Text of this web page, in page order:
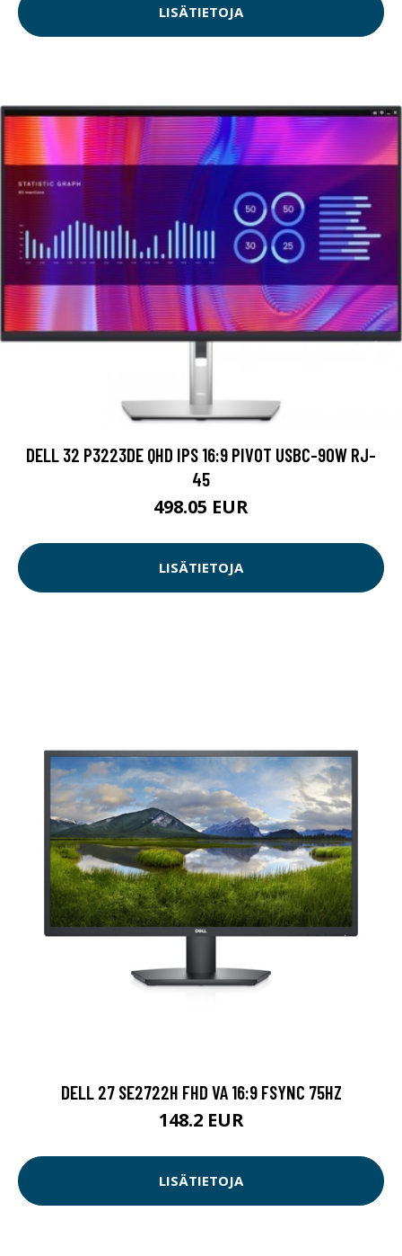
LISÄTIETOJA
DELL 32 P3223DE QHD IPS 16:9 PIVOT USBC-90W RJ-
45
498.05 EUR
LISÄTIETOJA
DELL 27 SE2722H FHD VA 16:9 FSYNC 75HZ
148.2 EUR
LISÄTIETOJA